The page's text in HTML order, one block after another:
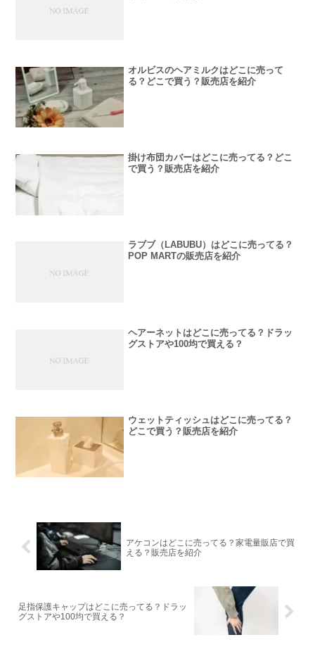
オルビスのヘアミルクはどこに売って
る？どこで買う？販売店を紹介
掛け布団カバーはどこに売ってる？どこ
で買う？販売店を紹介
ラブブ（LABUBU）はどこに売ってる？
POP MARTの販売店を紹介
ヘアーネットはどこに売ってる？ドラッ
グストアや100均で買える？
ウェットティッシュはどこに売ってる？
どこで買う？販売店を紹介
アケコンはどこに売ってる？家電量販店で買
える？販売店を紹介
足指保護キャップはどこに売ってる？ドラッ
グストアや100均で買える？